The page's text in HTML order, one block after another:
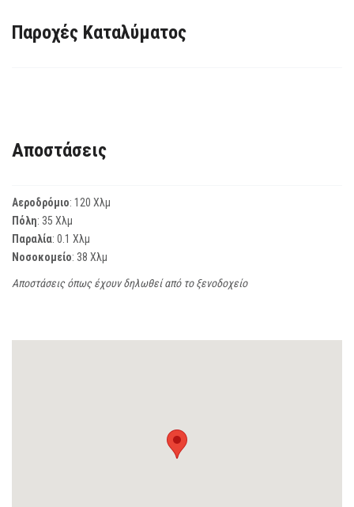
Παροχές Καταλύματος
Αποστάσεις
Αεροδρόμιο: 120 Χλμ
Πόλη: 35 Χλμ
Παραλία: 0.1 Χλμ
Νοσοκομείο: 38 Χλμ
Αποστάσεις όπως έχουν δηλωθεί από το ξενοδοχείο